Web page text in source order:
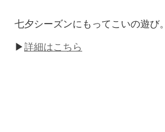
七夕シーズンにもってこいの遊び。
▶詳細はこちら